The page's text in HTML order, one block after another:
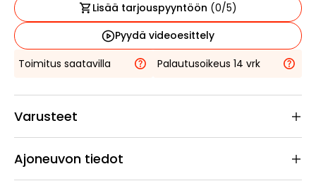
Lisää tarjouspyyntöön (0/5)
Pyydä videoesittely
Toimitus saatavilla
Palautusoikeus 14 vrk
Varusteet
Ajoneuvon tiedot